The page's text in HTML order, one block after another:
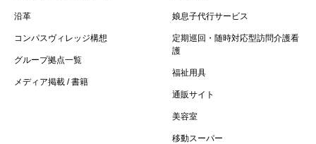
沿革
コンパスヴィレッジ構想
グループ拠点一覧
メディア掲載 / 書籍
娘息子代行サービス
定期巡回・随時対応型訪問介護看
護
福祉用具
通販サイト
美容室
移動スーパー